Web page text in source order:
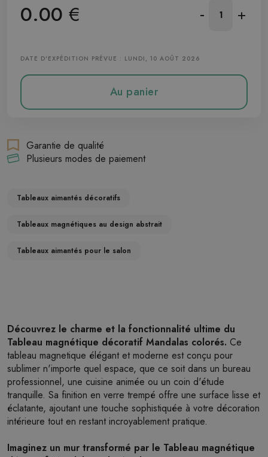
0.00 € - +
DATE D'EXPÉDITION PRÉVUE : LUNDI, 10 AOÛT 2026
Au panier
Garantie de qualité
Plusieurs modes de paiement
Tableaux aimantés décoratifs
Tableaux magnétiques au design abstrait
Tableaux aimantés pour le salon
Découvrez le charme et la fonctionnalité ultime du
Tableau magnétique décoratif Mandalas colorés. Ce
tableau magnetique élégant et moderne est conçu pour
sublimer n'importe quel espace, que ce soit dans un bureau
professionnel, une cuisine animée ou un coin d'étude
tranquille. Sa finition en verre trempé offre une surface lisse et
éclatante, ajoutant une touche sophistiquée à votre décoration
intérieure tout en restant incroyablement pratique.
Imaginez un mur transformé par le Tableau magnétique